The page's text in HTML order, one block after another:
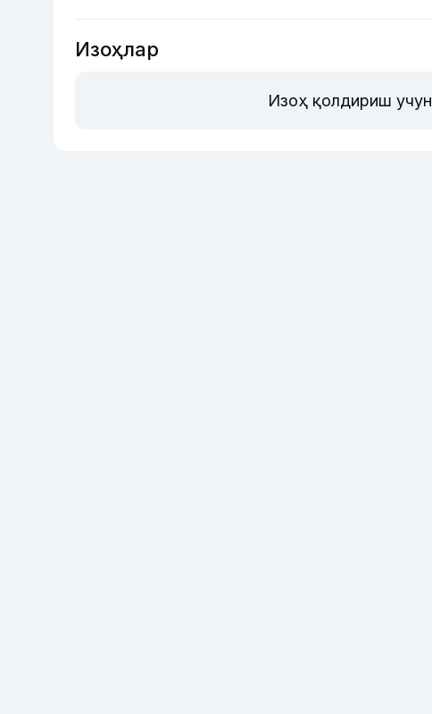
Изоҳлар
Изоҳ қолдириш